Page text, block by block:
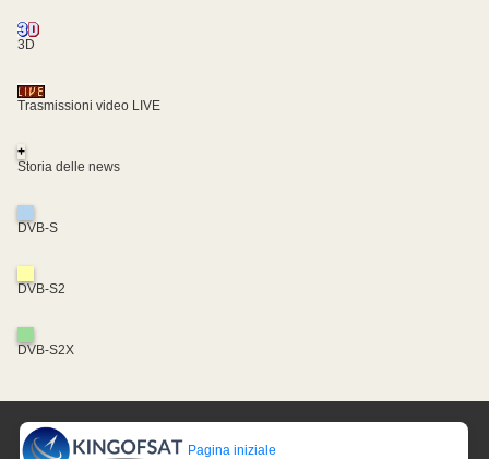
3D
Trasmissioni video LIVE
+
Storia delle news
DVB-S
DVB-S2
DVB-S2X
Pagina iniziale